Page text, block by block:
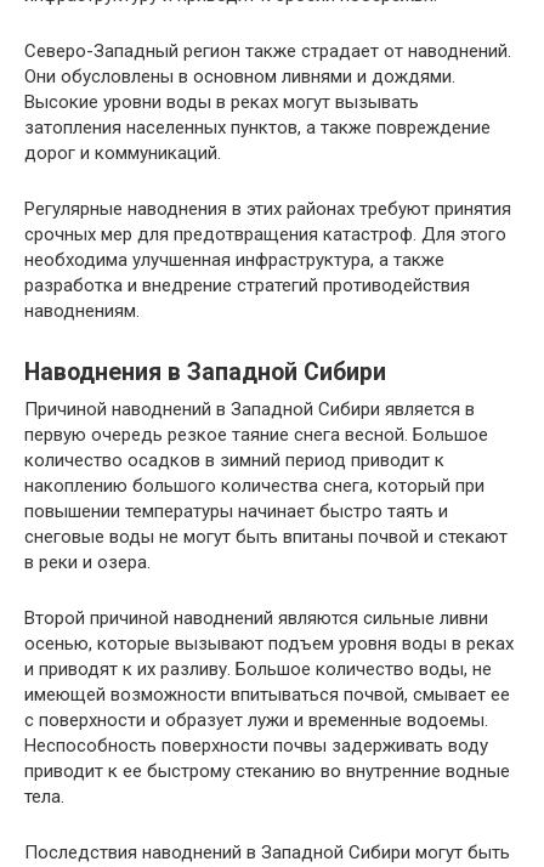
Северо-Западный регион также страдает от наводнений.
Они обусловлены в основном ливнями и дождями.
Высокие уровни воды в реках могут вызывать
затопления населенных пунктов, а также повреждение
дорог и коммуникаций.
Регулярные наводнения в этих районах требуют принятия
срочных мер для предотвращения катастроф. Для этого
необходима улучшенная инфраструктура, а также
разработка и внедрение стратегий противодействия
наводнениям.
Наводнения в Западной Сибири
Причиной наводнений в Западной Сибири является в
первую очередь резкое таяние снега весной. Большое
количество осадков в зимний период приводит к
накоплению большого количества снега, который при
повышении температуры начинает быстро таять и
снеговые воды не могут быть впитаны почвой и стекают
в реки и озера.
Второй причиной наводнений являются сильные ливни
осенью, которые вызывают подъем уровня воды в реках
и приводят к их разливу. Большое количество воды, не
имеющей возможности впитываться почвой, смывает ее
с поверхности и образует лужи и временные водоемы.
Неспособность поверхности почвы задерживать воду
приводит к ее быстрому стеканию во внутренние водные
тела.
Последствия наводнений в Западной Сибири могут быть